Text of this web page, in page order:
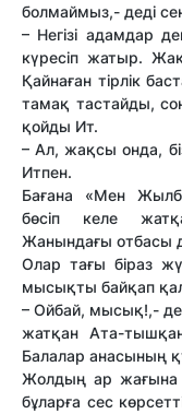
болмаймыз,- деді
– Негізі адамдар
күресіп жатыр.
Қайнаған тірлік
тамақ тастайды,
қойды Ит.
– Ал, жақсы онда,
Итпен.
Бағана «Мен
бөсіп келе
Жанындағы отбасы
Олар тағы біраз
мысықты байқап
– Ойбай, мысық!,-
жатқан Ата-
Балалар анасының
Жолдың ар жағына
бұларға сес